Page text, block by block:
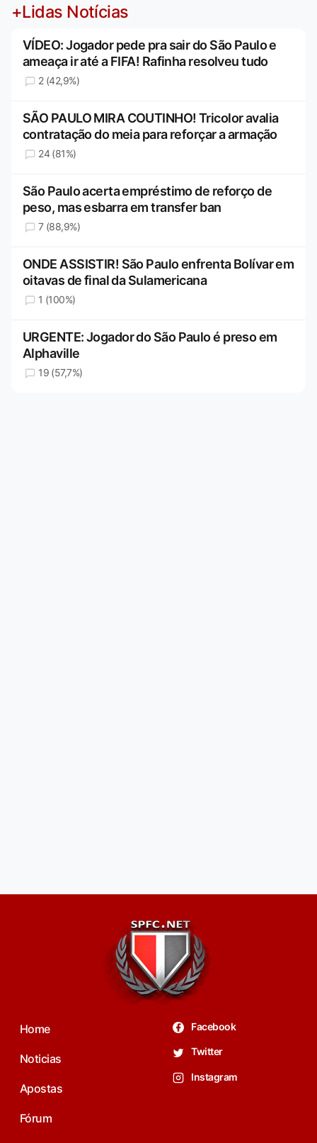
+Lidas Notícias
VÍDEO: Jogador pede pra sair do São Paulo e
ameaça ir até a FIFA! Rafinha resolveu tudo
2 (42,9%)
SÃO PAULO MIRA COUTINHO! Tricolor avalia
contratação do meia para reforçar a armação
24 (81%)
São Paulo acerta empréstimo de reforço de
peso, mas esbarra em transfer ban
7 (88,9%)
ONDE ASSISTIR! São Paulo enfrenta Bolívar em
oitavas de final da Sulamericana
1 (100%)
URGENTE: Jogador do São Paulo é preso em
Alphaville
19 (57,7%)
Home
Noticias
Apostas
Fórum
Facebook
Twitter
Instagram